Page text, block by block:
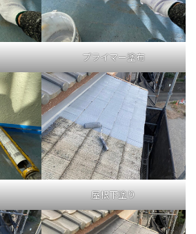
プライマー塗布
屋根下塗り